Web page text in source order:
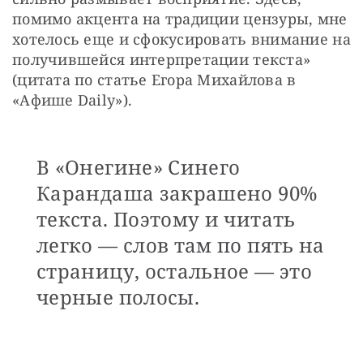
помимо акцента на традиции цензуры, мне
хотелось еще и сфокусировать внимание на
получившейся интерпретации текста»
(цитата по статье Егора Михайлова в
«Афише Daily»).
В «Онегине» Синего
Карандаша закрашено 90%
текста. Поэтому и читать
легко — слов там по пять на
страницу, остальное — это
черные полосы.